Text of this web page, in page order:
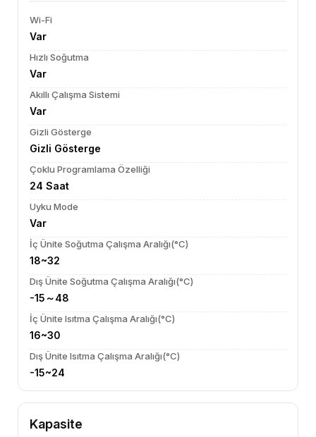
Wi-Fi
Var
Hızlı Soğutma
Var
Akıllı Çalışma Sistemi
Var
Gizli Gösterge
Gizli Gösterge
Çoklu Programlama Özelliği
24 Saat
Uyku Mode
Var
İç Ünite Soğutma Çalışma Aralığı(°C)
18~32
Dış Ünite Soğutma Çalışma Aralığı(°C)
-15～48
İç Ünite Isıtma Çalışma Aralığı(°C)
16~30
Dış Ünite Isıtma Çalışma Aralığı(°C)
-15~24
Kapasite